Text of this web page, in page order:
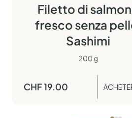
Filetto di
fresco senza
Sashimi
200 g
CHF19.00